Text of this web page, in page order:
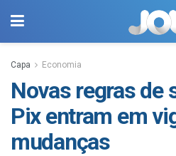
Capa Economia
Novas regras de
Pix entram em
mudanças